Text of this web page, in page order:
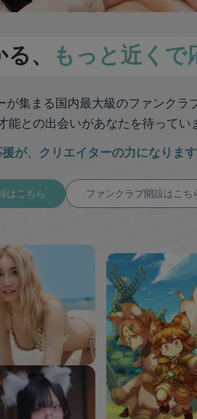
、 もっと近くで
が集まる国内最大級のファンクラ
能との出会いがあなたを待ってい
が、 クリエイターの力になります
はこちら ファンクラブ開設はこち